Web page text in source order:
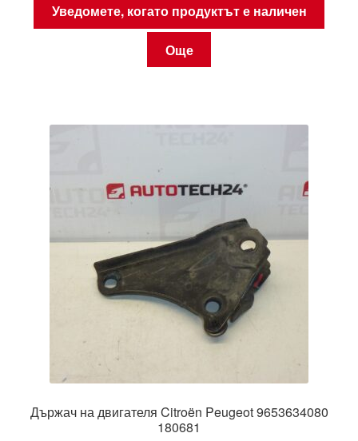
Уведомете, когато продуктът е наличен
Още
Държач на двигателя Citroën Peugeot 9653634080
180681